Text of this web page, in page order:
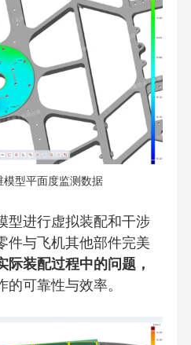
模型平面度监测数据
型进行虚拟装配和干涉
件与飞机其他部件完美
际装配过程中的问题，
可靠性与效率。